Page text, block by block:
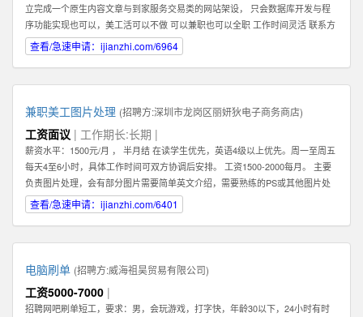
立完成一个原生内容文章与到家服务交易类的网站架设， 只会数据库开发与程
序功能实现也可以，美工活可以不做 可以兼职也可以全职 工作时间灵活 联系方
式 李经理 工作区域：浑南新区-全运路 详细地址：沈中大街28号
查看/急速申请：ijianzhi.com/6964
兼职美工图片处理 (招聘方:深圳市龙岗区丽妍狄电子商务商店)
工资面议 | 工作期长:长期 |
薪资水平：1500元/月 ， 半月结 在读学生优先，英语4级以上优先。周一至周五
每天4至6小时，具体工作时间可双方协调后安排。 工资1500-2000每月。 主要
负责图片处理，会有部分图片需要简单英文介绍，需要熟练的PS或其他图片处
理软件。 可以在家办公，图片处理过程中需要有一定的想法和创新。 联系人：
肖女士 公司地址：龙岗中心城
查看/急速申请：ijianzhi.com/6401
电脑刷单 (招聘方:威海祖昊贸易有限公司)
工资5000-7000 |
招聘网吧刷单短工，要求：男，会玩游戏，打字快，年龄30以下，24小时有时